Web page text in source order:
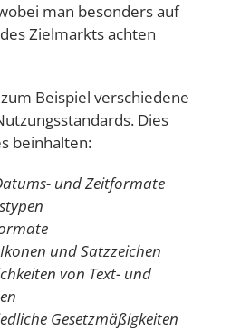
man besonders auf
Zielmarkts achten
Beispiel verschiedene
Dies
beinhalten:
und Zeitformate
und Satzzeichen
von Text- und
Gesetzmäßigkeiten